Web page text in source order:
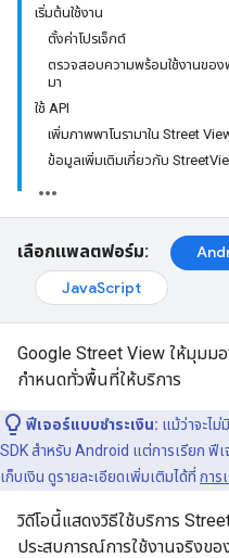
เริ่มต้นใช้งาน
ตั้งค่าโปรเจ็กต์
ตรวจสอบความพร้อมใช้งานของ
มา
ใช้ API
เพิ่มภาพพาโนรามาใน Street
ข้อมูลเพิ่มเติมเกี่ยวกับ
เลือกแพลตฟอร์ม:
JavaScript
Google Street View ให้มุมม
กำหนดทั่วพื้นที่ให้บริการ
ฟีเจอร์แบบชำระเงิน: แม้ว่าจะไม่
SDK สำหรับ Android แต่การเรียก ฟี
เก็บเงิน ดูรายละเอียดเพิ่มเติมได้ที่ การ
วิดีโอนี้แสดงวิธีใช้บริการ
ประสบการณ์การใช้งานจริงข